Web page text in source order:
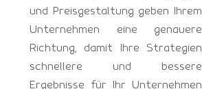
und Preisgestaltung geben Ihrem
Unternehmen eine genauere
Richtung, damit Ihre Strategien
schnellere und bessere
Ergebnisse für Ihr Unternehmen